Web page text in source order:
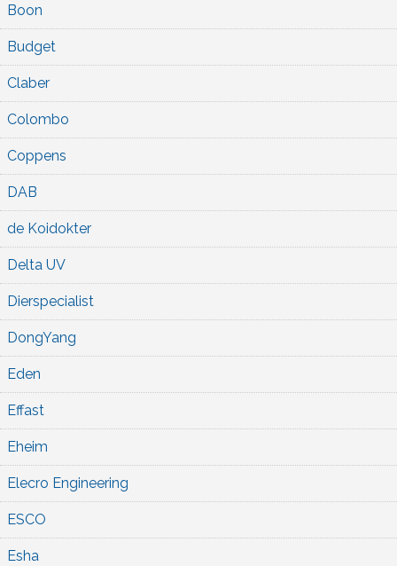
Boon
Budget
Claber
Colombo
Coppens
DAB
de Koidokter
Delta UV
Dierspecialist
DongYang
Eden
Effast
Eheim
Elecro Engineering
ESCO
Esha